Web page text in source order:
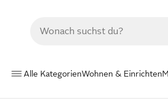
Alle KategorienWohnen & Einrichten